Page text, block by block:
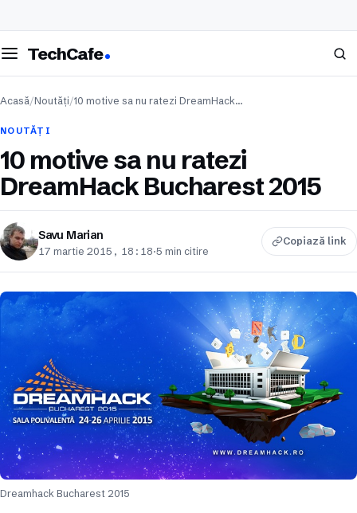
meniul
TechCafe Caută
Acasă/Noutăți/10 motive sa nu ratezi DreamHack…
NOUTĂȚI
10 motive sa nu ratezi
DreamHack Bucharest 2015
Savu Marian
17 martie 2015, 18:18·5 min citire
Copiază link
Dreamhack Bucharest 2015